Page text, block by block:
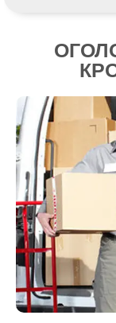
Козятин
Кобеляки
Коцюбинське
Конотоп
Коростень
Корсунь-
Костопіль
Ковель
Козин
Красноград
Кременчук
Кременець
Кривий Ріг
Кролевець